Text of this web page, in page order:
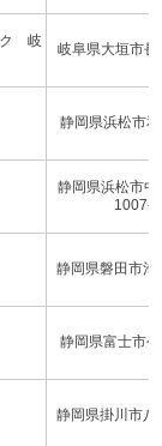
ク 岐
岐阜県大垣市
静岡県浜松市
静岡県浜松市
1007-2
静岡県磐田市池
静岡県富士市
静岡県掛川市八